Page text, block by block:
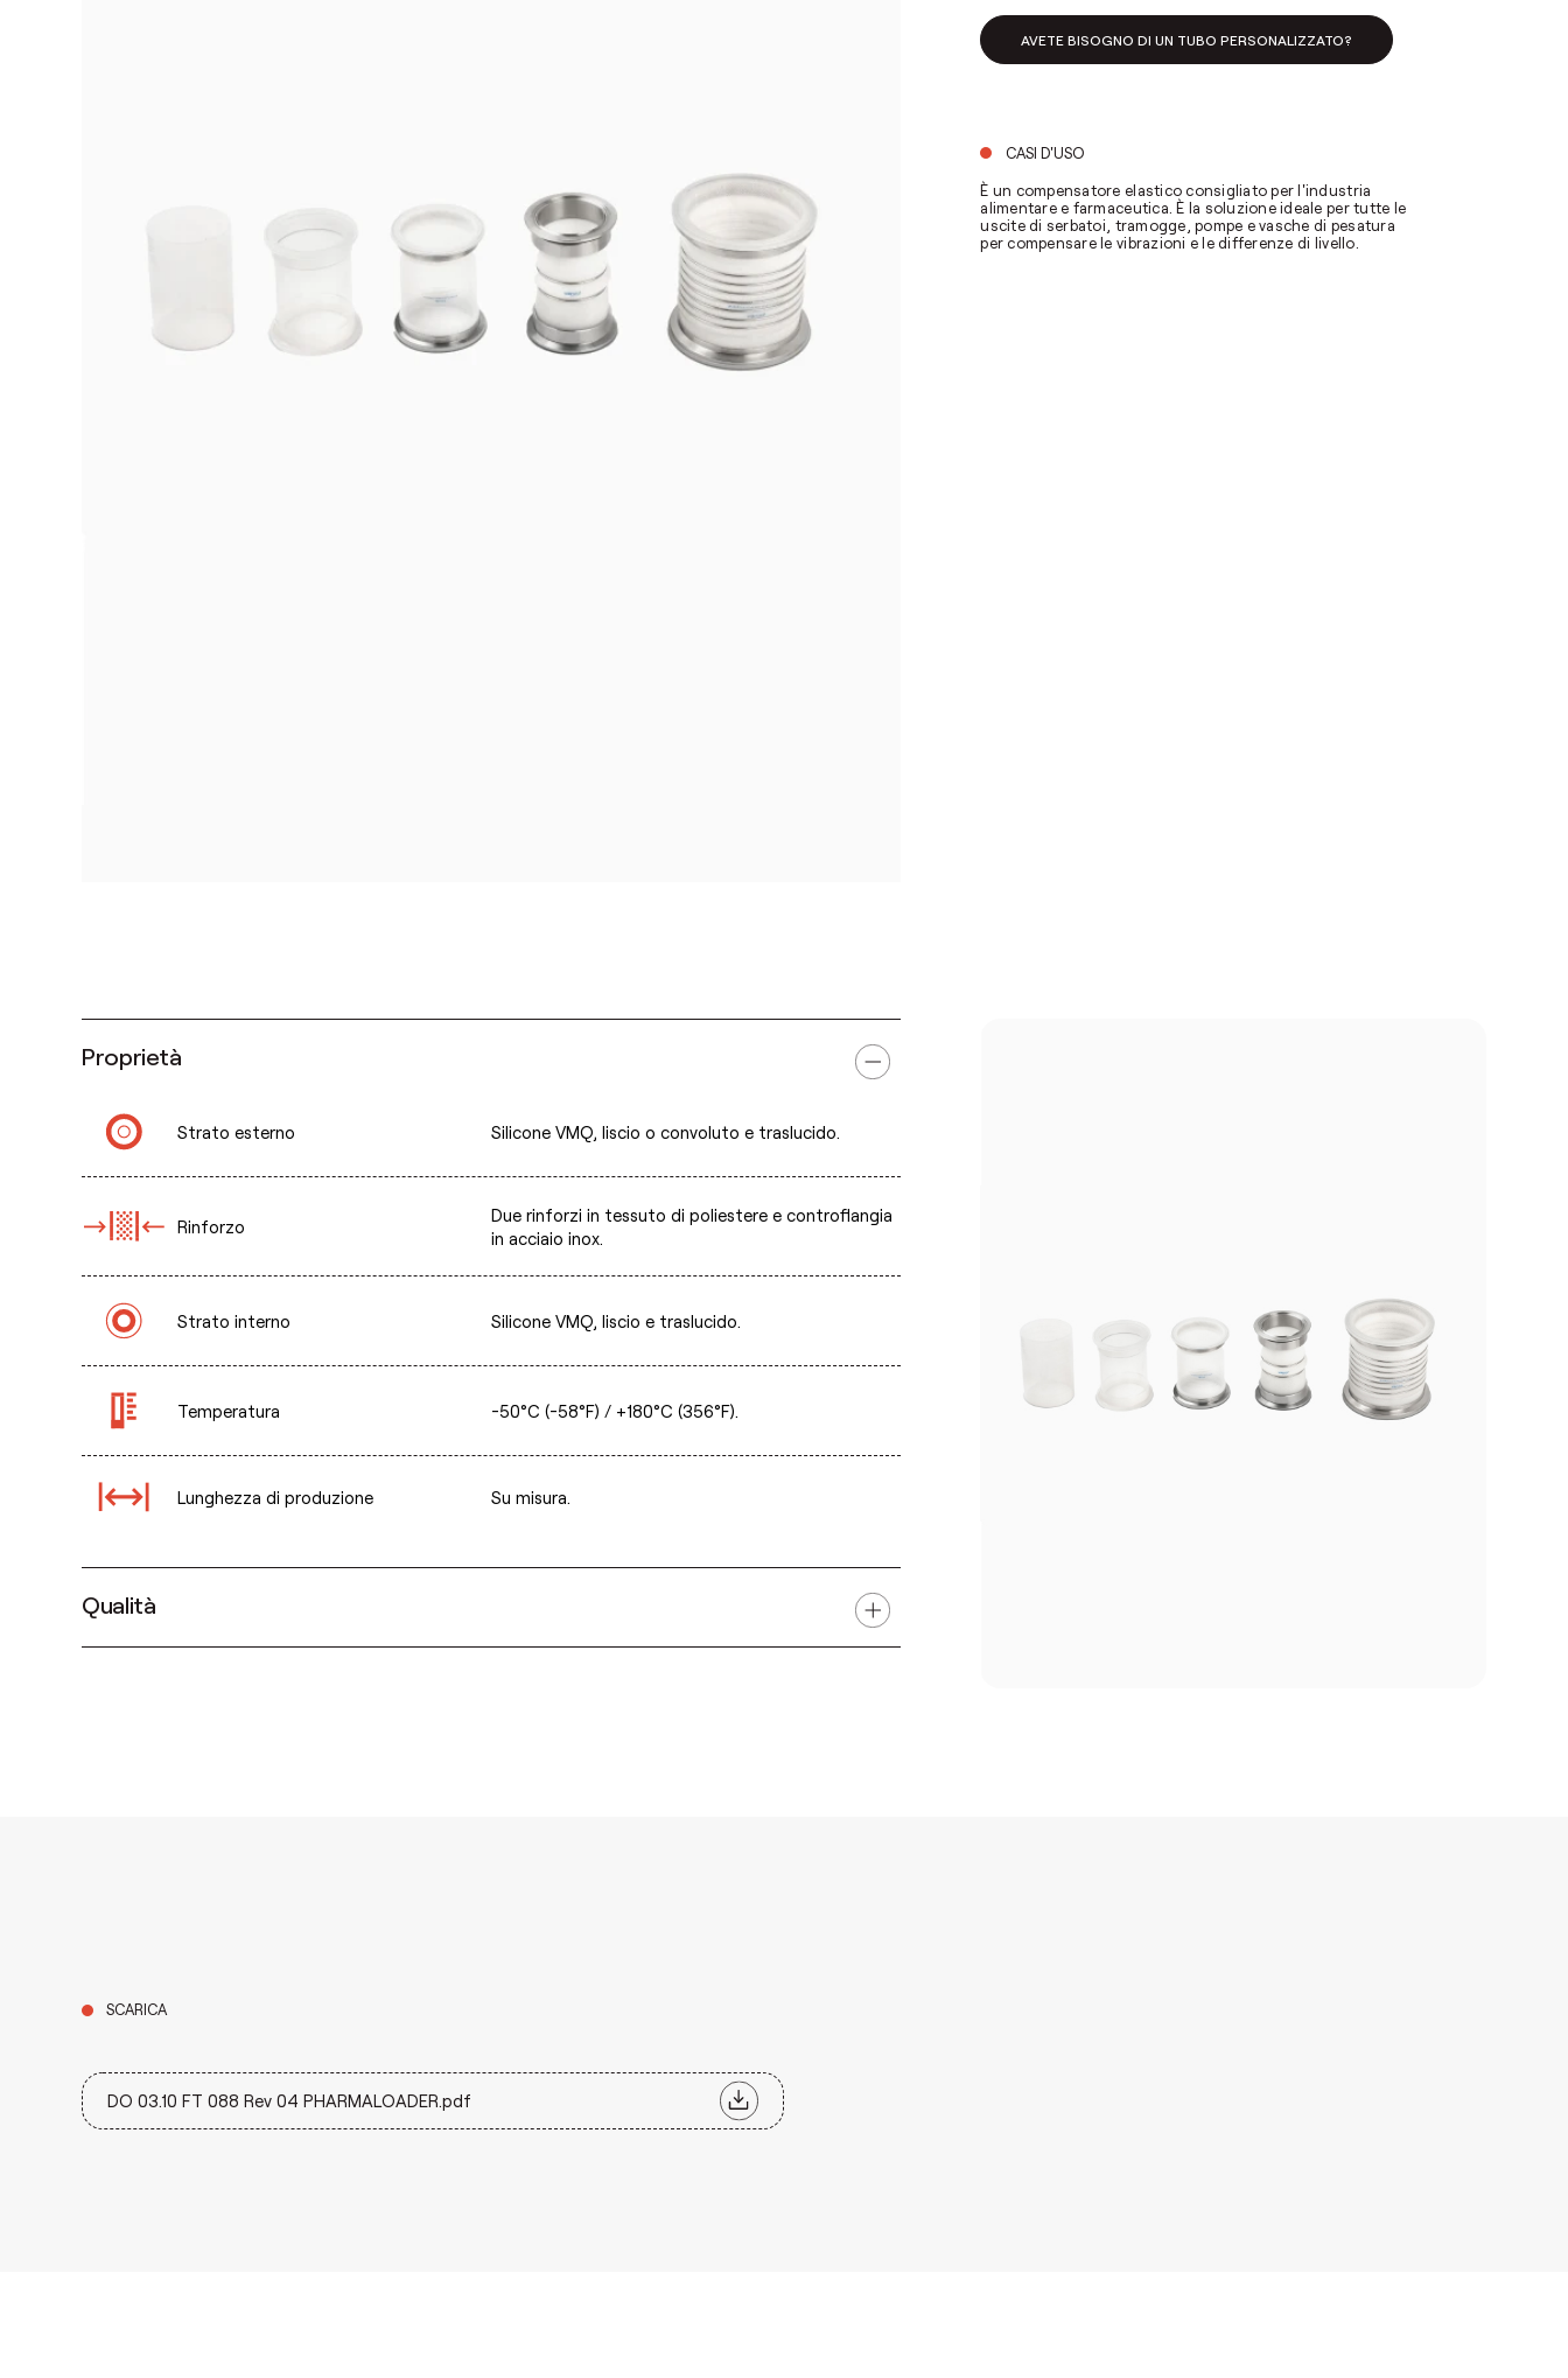
AVETE BISOGNO DI UN TUBO PERSONALIZZATO?
CASI D'USO
È un compensatore elastico consigliato per l'industria
alimentare e farmaceutica. È la soluzione ideale per tutte le
uscite di serbatoi, tramogge, pompe e vasche di pesatura
per compensare le vibrazioni e le differenze di livello.
Proprietà
Strato esterno Silicone VMQ, liscio o convoluto e traslucido.
Rinforzo
Due rinforzi in tessuto di poliestere e controflangia
in acciaio inox.
Strato interno Silicone VMQ, liscio e traslucido.
Temperatura -50°C (-58°F) / +180°C (356°F).
Lunghezza di produzione Su misura.
Qualità
SCARICA
DO 03.10 FT 088 Rev 04 PHARMALOADER.pdf